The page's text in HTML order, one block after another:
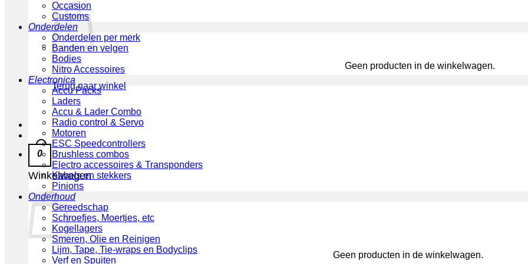
Geen producten in de winkelwagen.
Terug naar winkel
0
Winkelwagen
Geen producten in de winkelwagen.
Occasion
Customs
Onderdelen
Onderdelen per merk
Banden en velgen
Bodies
Nitro Accessoires
Electronica
Accu Packs
Laders
Accu & Lader Combo
Radio control & Servo
Motoren
ESC Speedcontrollers
Brushless combos
Electro accessoires & Transponders
Kabels en stekkers
Pinions
Onderhoud
Gereedschap
Schroefjes, Moertjes, etc
Kogellagers
Smeren, Olie en Reinigen
Lijm, Tape, Tie-wraps en Bodyclips
Verf en Spuiten